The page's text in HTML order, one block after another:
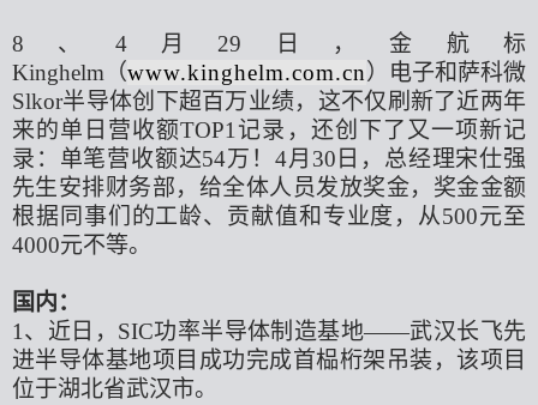
8、4月29日，金航标
Kinghelm（www.kinghelm.com.cn）电子和萨科微
Slkor半导体创下超百万业绩，这不仅刷新了近两年
来的单日营收额TOP1记录，还创下了又一项新记
录：单笔营收额达54万！4月30日，总经理宋仕强
先生安排财务部，给全体人员发放奖金，奖金金额
根据同事们的工龄、贡献值和专业度，从500元至
4000元不等。
国内：
1、近日，SIC功率半导体制造基地——武汉长飞先
进半导体基地项目成功完成首榀桁架吊装，该项目
位于湖北省武汉市。